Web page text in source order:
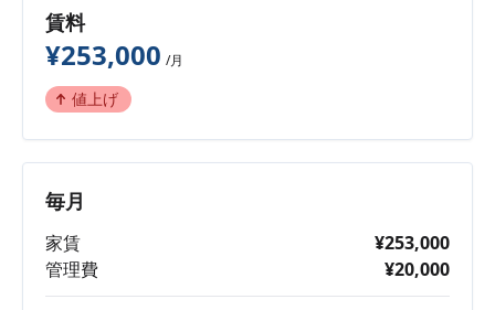
賃料
¥253,000 /月
値上げ
毎月
家賃
¥253,000
管理費
¥20,000